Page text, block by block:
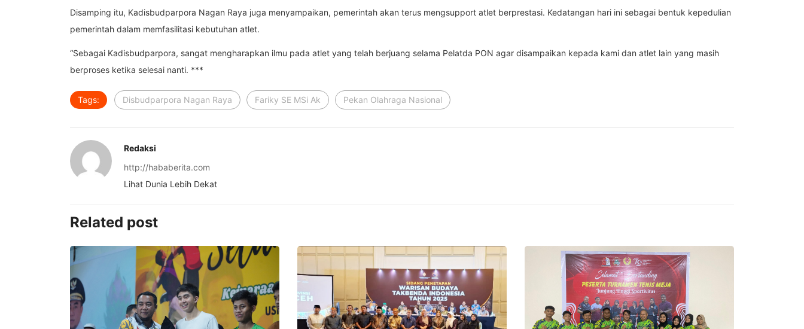
Disamping itu, Kadisbudparpora Nagan Raya juga menyampaikan, pemerintah akan terus mengsupport atlet berprestasi. Kedatangan hari ini sebagai bentuk kepedulian
pemerintah dalam memfasilitasi kebutuhan atlet.
“Sebagai Kadisbudparpora, sangat mengharapkan ilmu pada atlet yang telah berjuang selama Pelatda PON agar disampaikan kepada kami dan atlet lain yang masih
berproses ketika selesai nanti. ***
Tags: Disbudparpora Nagan Raya Fariky SE MSi Ak Pekan Olahraga Nasional
Redaksi
http://hababerita.com
Lihat Dunia Lebih Dekat
Related post